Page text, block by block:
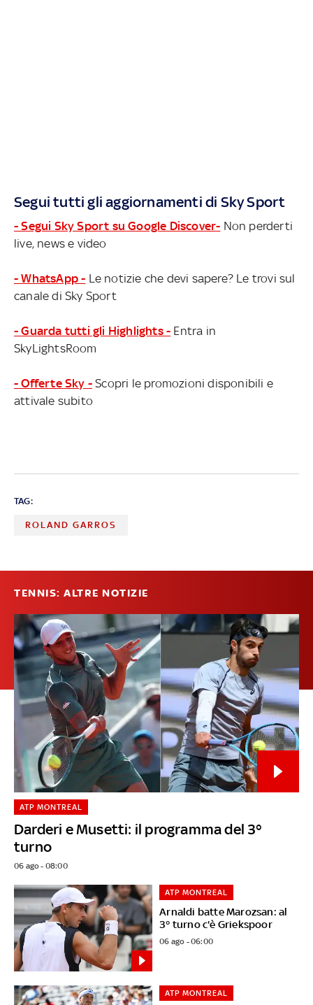
Segui tutti gli aggiornamenti di Sky Sport
- Segui Sky Sport su Google Discover- Non perderti
live, news e video
- WhatsApp - Le notizie che devi sapere? Le trovi sul
canale di Sky Sport
- Guarda tutti gli Highlights - Entra in
SkyLightsRoom
- Offerte Sky - Scopri le promozioni disponibili e
attivale subito
TAG:
ROLAND GARROS
TENNIS: ALTRE NOTIZIE
Darderi e Musetti: il programma del 3°
turno
ATP MONTREAL
06 ago - 08:00
Arnaldi batte Marozsan: al
3° turno c'è Griekspoor
ATP MONTREAL
06 ago - 06:00
ATP MONTREAL